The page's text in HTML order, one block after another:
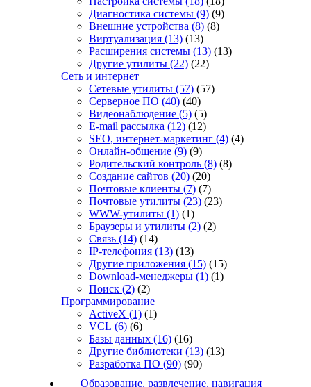
Диагностика системы (9) (9)
Внешние устройства (8) (8)
Виртуализация (13) (13)
Расширения системы (13) (13)
Другие утилиты (22) (22)
Сеть и интернет
Сетевые утилиты (57) (57)
Серверное ПО (40) (40)
Видеонаблюдение (5) (5)
E-mail рассылка (12) (12)
SEO, интернет-маркетинг (4) (4)
Онлайн-общение (9) (9)
Родительский контроль (8) (8)
Создание сайтов (20) (20)
Почтовые клиенты (7) (7)
Почтовые утилиты (23) (23)
WWW-утилиты (1) (1)
Браузеры и утилиты (2) (2)
Связь (14) (14)
IP-телефония (13) (13)
Другие приложения (15) (15)
Download-менеджеры (1) (1)
Поиск (2) (2)
Программирование
ActiveX (1) (1)
VCL (6) (6)
Базы данных (16) (16)
Другие библиотеки (13) (13)
Разработка ПО (90) (90)
Образование, развлечение, навигация